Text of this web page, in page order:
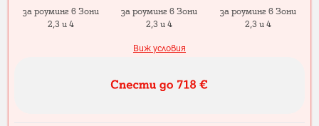
за роуминг в Зони
2,3 и 4
за роуминг в Зони
2,3 и 4
за роуминг в Зони
2,3 и 4
Виж условия